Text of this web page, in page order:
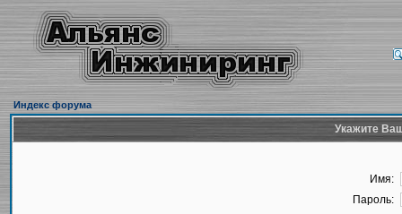
Индекс форума
Укажите
Имя:
Пароль: